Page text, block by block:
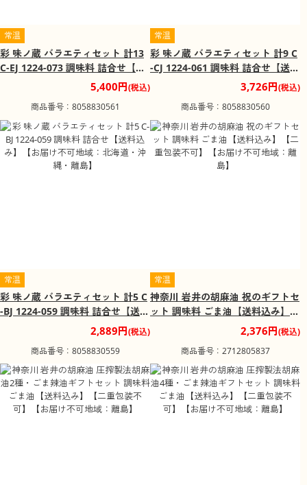
常温
彩 味ノ蔵 バラエティセット 計13
C-EJ 1224-073 調味料 詰合せ【送
料込み】【お届け不可地域：北海
5,400円(税込)
商品番号：8058830561
常温
彩 味ノ蔵 バラエティセット 計9 C
-CJ 1224-061 調味料 詰合せ【送料
込み】【お届け不可地域：北海
3,726円(税込)
商品番号：8058830560
常温
彩 味ノ蔵 バラエティセット 計5 C
-BJ 1224-059 調味料 詰合せ【送料
込み】【お届け不可地域：北海
2,889円(税込)
商品番号：8058830559
常温
神奈川 岩井の胡麻油 祝のギフトセ
ット 調味料 ごま油【送料込み】
【二重包装不可】【お届け不可地
2,376円(税込)
商品番号：2712805837